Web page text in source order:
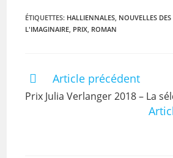
ÉTIQUETTES: HALLIENNALES, NOUVELLES
L'IMAGINAIRE, PRIX, ROMAN
Article précédent
Prix Julia Verlanger 2018 – La